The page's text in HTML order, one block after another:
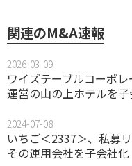
関連のM&A速報
2026-03-09
ワイズテーブルコーポ
運営の山の上ホテルを
2024-07-08
いちご＜2337＞、私募
その運用会社を子会社化